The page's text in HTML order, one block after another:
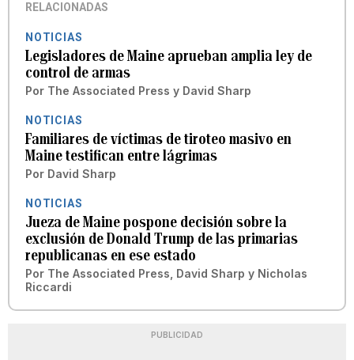
RELACIONADAS
NOTICIAS
Legisladores de Maine aprueban amplia ley de
control de armas
Por The Associated Press y David Sharp
NOTICIAS
Familiares de víctimas de tiroteo masivo en
Maine testifican entre lágrimas
Por David Sharp
NOTICIAS
Jueza de Maine pospone decisión sobre la
exclusión de Donald Trump de las primarias
republicanas en ese estado
Por The Associated Press David Sharp y Nicholas
Riccardi
PUBLICIDAD